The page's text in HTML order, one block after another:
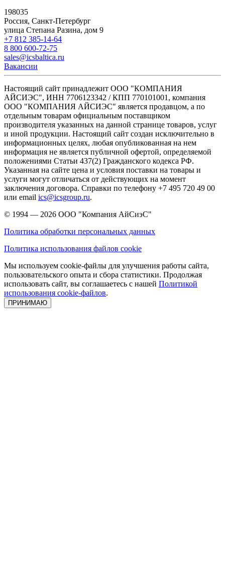
198035
Россия, Санкт-Петербург
улица Степана Разина, дом 9
+7 812 385-14-64
8 800 600-72-75
sales@icsbaltica.ru
Вакансии
Настоящий сайт принадлежит ООО "КОМПАНИЯ
АЙСИЭС", ИНН 7706123342 / КПП 770101001, компания
ООО "КОМПАНИЯ АЙСИЭС" является продавцом, а по
отдельным товарам официальным поставщиком
производителя указанных на данной странице товаров, услуг
и иной продукции. Настоящий сайт создан исключительно в
информационных целях, любая опубликованная на нем
информация не является публичной офертой, определяемой
положениями Статьи 437(2) Гражданского кодекса РФ.
Указанная на сайте цена и условия поставки на товары и
услуги могут отличаться от действующих на момент
заключения договора. Справки по телефону +7 495 720 49 00
или email ics@icsgroup.ru.
© 1994 — 2026 ООО "Компания АйСиэС"
Политика обработки персональных данных
Политика использования файлов cookie
Мы используем cookie-файлы для улучшения работы сайта,
пользовательского опыта и сбора статистики. Продолжая
использовать сайт, вы соглашаетесь с нашей Политикой
использования cookie-файлов.
ПРИНИМАЮ